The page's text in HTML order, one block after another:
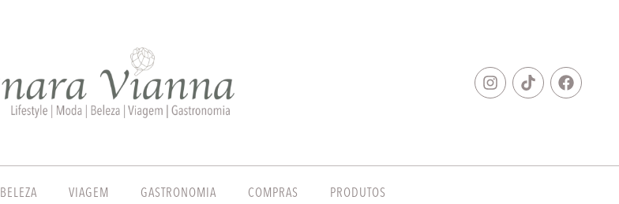
BELEZA VIAGEM GASTRONOMIA COMPRAS PRODUTOS